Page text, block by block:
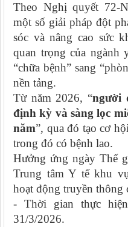
Theo Nghị quyết 72-
một số giải pháp đột
sóc và nâng cao sức
quan trọng của ngành
“chữa bệnh” sang
nền tảng.
Từ năm 2026, “người
định kỳ và sàng lọc
năm”, qua đó tạo cơ
trong đó có bệnh lao.
Hưởng ứng ngày Thế
Trung tâm Y tế khu
hoạt động truyền thông
- Thời gian thực
31/3/2026.